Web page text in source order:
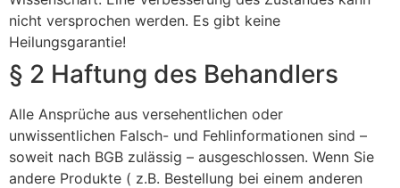
nicht versprochen werden. Es gibt keine
Heilungsgarantie!
§ 2 Haftung des Behandlers
Alle Ansprüche aus versehentlichen oder
unwissentlichen Falsch- und Fehlinformationen sind –
soweit nach BGB zulässig – ausgeschlossen. Wenn Sie
andere Produkte ( z.B. Bestellung bei einem anderen